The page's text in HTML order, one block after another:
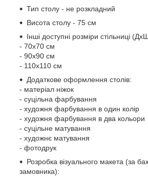
Тип столу - не розкладний
Висота столу - 75 см
Інші доступні розміри стільниці
- 70х70 см
- 90х90 см
- 110х110 см
Додаткове оформлення столів:
- матеріал ніжок
- суцільна фарбування
- художня фарбування в один колір
- художня фарбування в два кольори
- суцільне матування
- художнє матування
- фотодрук
Розробка візуального макета (за
замовника):